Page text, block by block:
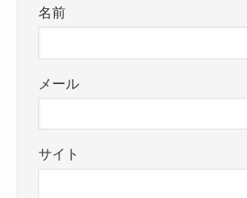
名前
メール
サイト